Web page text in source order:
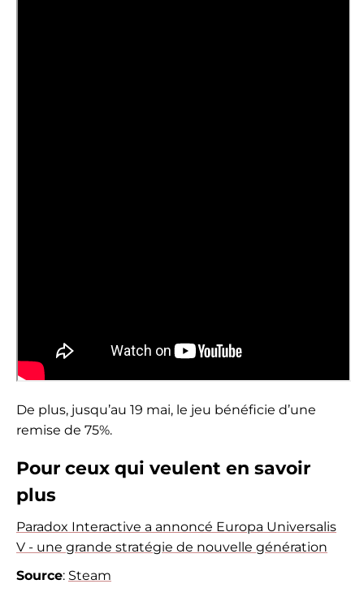
De plus, jusqu’au 19 mai, le jeu bénéficie d’une
remise de 75%.
Pour ceux qui veulent en savoir
plus
Paradox Interactive a annoncé Europa Universalis
V - une grande stratégie de nouvelle génération
Source: Steam